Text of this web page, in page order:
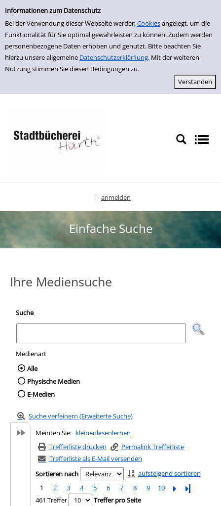
Einfache Suche
Informationen zum Datenschutz
Bei der Verwendung dieser Webseite werden Cookiesangelegt, um die
Funktionalität für Sie optimal gewährleisten zu können. Zudem werden
personenbezogene Daten erhoben und genutzt. Bitte beachten Sie
hierzu unsere allgemeine Datenschutzerklär1ung. Mit der weiteren
Nutzung stimmen Sie diesen Bedingungen zu.
zur Navigation springen
zum Inhalt springen
Zu den Suchfiltern springen
Zur Trefferliste springen
anmelden
Einfache Suche
Ihre Mediensuche
Suche
Medienart
Wählen Sie die Medienart nach der Sie
Alle
Physische Medien
E-Medien
Suche verfeinern (Erweiterte Suche)
Meinten Sie: kleinenlesenlernen
Trefferliste drucken
Permalink Trefferliste
Trefferliste als E-Mail versenden
Sortieren nach
aufsteigend sortieren
1
2 3 4 5 6 7 8 9 10
Letzte Seite
461 Treffer
Treffer pro Seite